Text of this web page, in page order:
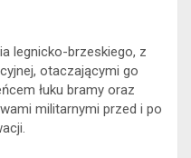
legnicko-brzeskiego, z
otaczającymi go
łuku bramy oraz
militarnymi przed i po